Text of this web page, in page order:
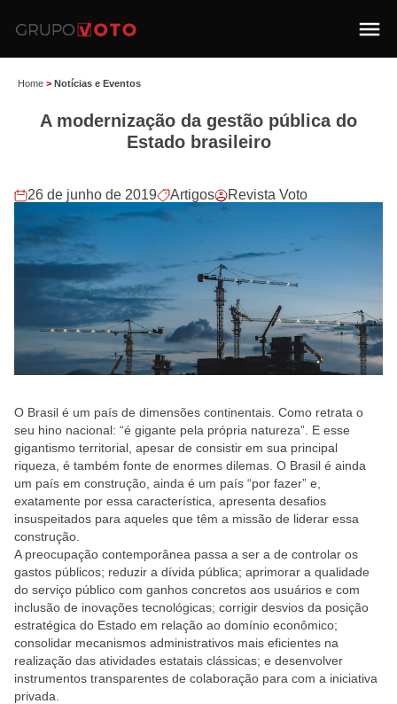
Home > Notícias e Eventos
A modernização da gestão pública do
Estado brasileiro
26 de junho de 2019 Artigos Revista Voto
O Brasil é um país de dimensões continentais. Como retrata o
seu hino nacional: “é gigante pela própria natureza”. E esse
gigantismo territorial, apesar de consistir em sua principal
riqueza, é também fonte de enormes dilemas. O Brasil é ainda
um país em construção, ainda é um país “por fazer” e,
exatamente por essa característica, apresenta desafios
insuspeitados para aqueles que têm a missão de liderar essa
construção.
A preocupação contemporânea passa a ser a de controlar os
gastos públicos; reduzir a dívida pública; aprimorar a qualidade
do serviço público com ganhos concretos aos usuários e com
inclusão de inovações tecnológicas; corrigir desvios da posição
estratégica do Estado em relação ao domínio econômico;
consolidar mecanismos administrativos mais eficientes na
realização das atividades estatais clássicas; e desenvolver
instrumentos transparentes de colaboração para com a iniciativa
privada.